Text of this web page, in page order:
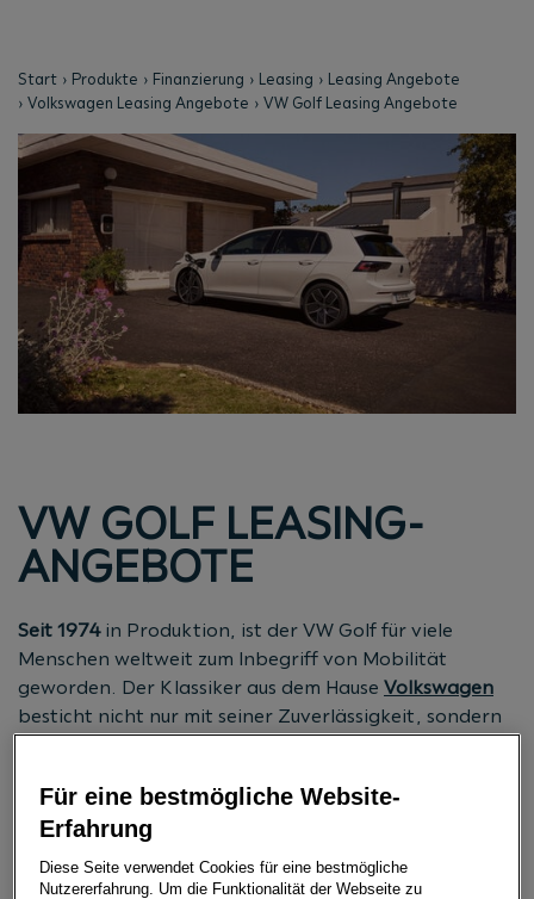
Start Produkte Finanzierung Leasing
Leasing Angebote
Volkswagen Leasing Angebote
VW Golf Leasing Angebote
VW GOLF LEASING-
ANGEBOTE
Seit 1974in Produktion, ist der VW Golf für viele
Menschen weltweit zum Inbegriff von Mobilität
geworden. Der Klassiker aus dem Hause Volkswagen
besticht nicht nur mit seiner Zuverlässigkeit, sondern
Sie einen Blick auf unsere Leasing-Angebote.
JETZT BERATUNG ANFORDERN
Für eine bestmögliche Website-
Erfahrung
Diese Seite verwendet Cookies für eine bestmögliche
Nutzererfahrung. Um die Funktionalität der Webseite zu